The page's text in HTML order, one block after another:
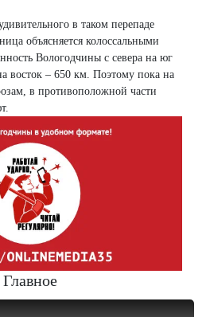
в таком перепаде
объясняется колоссальными
Вологодчины с севера на юг
восток – 650 км. Поэтому пока на
в противоположной части
Главное